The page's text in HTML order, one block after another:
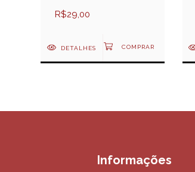
R$29,00
DETALHES
Informações